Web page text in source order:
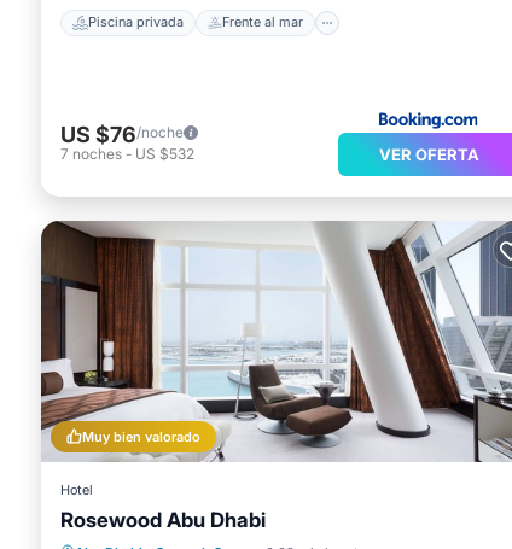
Piscina privada Frente al mar
US $76/noche
7 noches - US $532 VER OFERTA
Muy bien valorado
Hotel
Rosewood Abu Dhabi